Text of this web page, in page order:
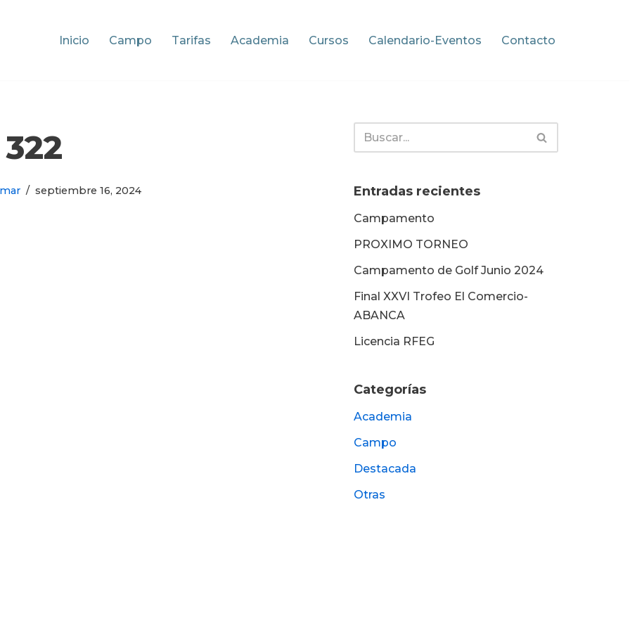
Inicio Campo Tarifas Academia Cursos Calendario-Eventos Contacto
322
septiembre 16, 2024 Entradas recientes
Campamento
PROXIMO TORNEO
Campamento de Golf Junio 2024
Final XXVI Trofeo El Comercio-
ABANCA
Licencia RFEG
Categorías
Academia
Campo
Destacada
Otras